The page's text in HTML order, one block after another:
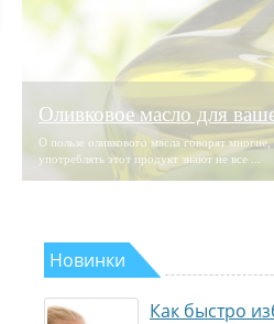
Оливковое масло для
О пользе оливкового масла говорят
употреблять этот продукт знают не все ...
Новинки
Как быстро